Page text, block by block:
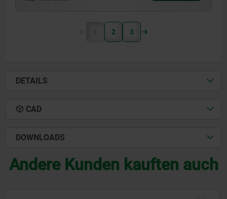
1 2 3
DETAILS
CAD
DOWNLOADS
Andere Kunden kauften auch